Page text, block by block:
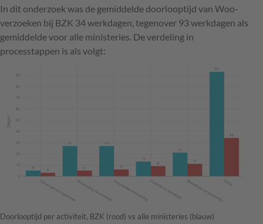
In dit onderzoek was de gemiddelde doorlooptijd van Woo-
verzoeken bij BZK 34 werkdagen, tegenover 93 werkdagen als
gemiddelde voor alle ministeries. De verdeling in
processtappen is als volgt:
Doorlooptijd per activiteit, BZK (rood) vs alle ministeries (blauw)